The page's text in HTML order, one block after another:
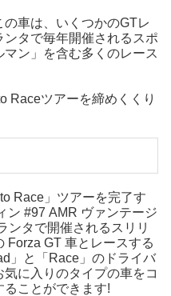
車は、いくつかのGTレ
タで毎年開催されるスポ
ン」を含む多くのレース
Raceツアーを締めくくり
Race」ツアーを完了す
ン #97 AMR ヴァンテージ
ンタで開催されるスリリ
Forza GT 車とレースする
」と「Race」のドライバ
に入りのタイプの車をコ
ことができます!